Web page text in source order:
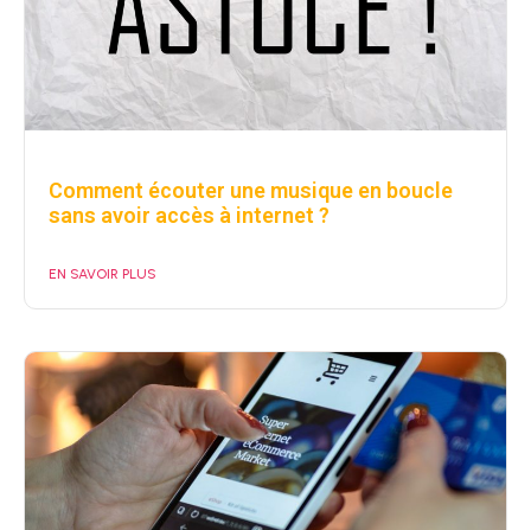
Comment écouter une musique en boucle
sans avoir accès à internet ?
EN SAVOIR PLUS